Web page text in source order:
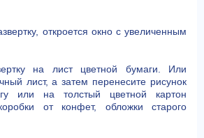
откроется окно с увеличенным
на лист цветной бумаги. Или
лист, а затем перенесите рисунок
или на толстый цветной картон
от конфет, обложки старого